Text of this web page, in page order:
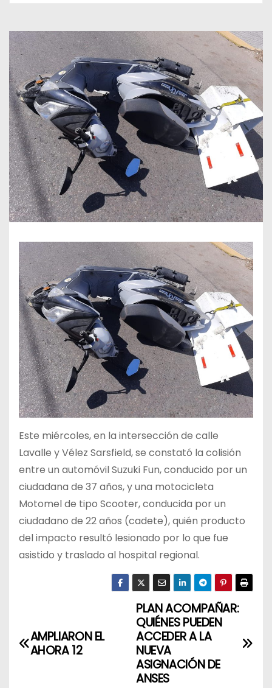
Este miércoles, en la intersección de calle
Lavalle y Vélez Sarsfield, se constató la colisión
entre un automóvil Suzuki Fun, conducido por un
ciudadana de 37 años, y una motocicleta
Motomel de tipo Scooter, conducida por un
ciudadano de 22 años (cadete), quién producto
del impacto resultó lesionado por lo que fue
asistido y traslado al hospital regional.
a
PLAN ACOMPAÑAR:
QUIÉNES PUEDEN
ACCEDER A LA
NUEVA
ASIGNACIÓN DE
ANSES
AMPLIARON EL
AHORA 12